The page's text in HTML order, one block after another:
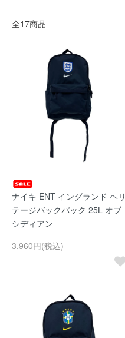
全17商品
ナイキ ENT イングランド ヘリ
テージバックパック 25L オブ
シディアン
3,960円(税込)